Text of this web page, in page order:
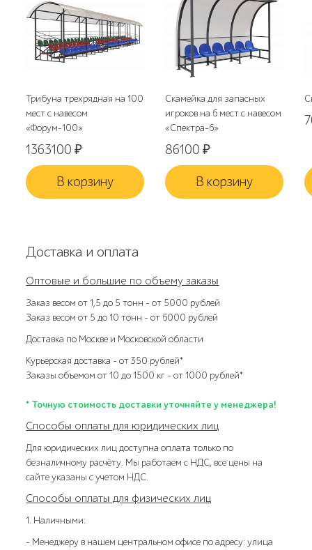
Трибуна трехрядная на 100
мест с навесом
«Форум-100»
1363100₽
В корзину
Скамейка для запасных
игроков на 6 мест с навесом
«Спектра-6»
86100₽
В корзину
Доставка и оплата
Оптовые и большие по объему заказы
Заказ весом от 1,5 до 5 тонн – от 5000 рублей
Заказ весом от 5 до 10 тонн – от 6000 рублей
Доставка по Москве и Московской области
Курьерская доставка – от 350 рублей*
Заказы объемом от 10 до 1500 кг – от 1000 рублей*
* Точную стоимость доставки уточняйте у менеджера!
Способы оплаты для юридических лиц
Для юридических лиц доступна оплата только по
безналичному расчёту. Мы работаем с НДС, все цены на
сайте указаны с учетом НДС.
Способы оплаты для физических лиц
1. Наличными:
- Менеджеру в нашем центральном офисе по адресу: улица